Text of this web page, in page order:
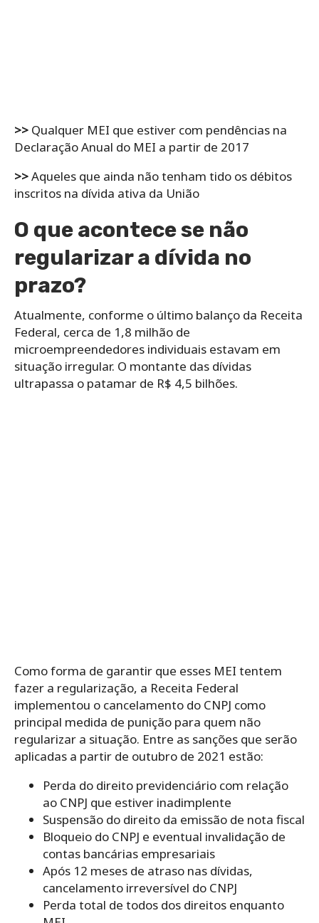
>> Qualquer MEI que estiver com pendências na
Declaração Anual do MEI a partir de 2017
>>Aqueles que ainda não tenham tido os débitos
inscritos na dívida ativa da União
O que acontece se não
regularizar a dívida no
prazo?
Atualmente, conforme o último balanço da Receita
Federal, cerca de 1,8 milhão de
microempreendedores individuais estavam em
situação irregular. O montante das dívidas
ultrapassa o patamar de R$ 4,5 bilhões.
Como forma de garantir que esses MEI tentem
fazer a regularização, a Receita Federal
implementou o cancelamento do CNPJ como
principal medida de punição para quem não
regularizar a situação. Entre as sanções que serão
aplicadas a partir de outubro de 2021 estão:
Perda do direito previdenciário com relação
ao CNPJ que estiver inadimplente
Suspensão do direito da emissão de nota fiscal
Bloqueio do CNPJ e eventual invalidação de
contas bancárias empresariais
Após 12 meses de atraso nas dívidas,
cancelamento irreversível do CNPJ
Perda total de todos dos direitos enquanto